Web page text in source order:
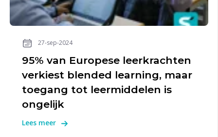
27-sep-2024
95% van Europese leerkrachten
verkiest blended learning, maar
toegang tot leermiddelen is
ongelijk
Lees meer